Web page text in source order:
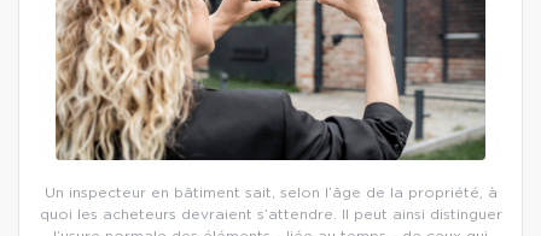
Un inspecteur en bâtiment sait, selon l’âge de la propriété, à
quoi les acheteurs devraient s’attendre. Il peut ainsi distinguer